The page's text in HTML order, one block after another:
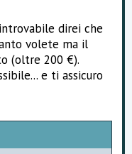
direi che
volete ma il
(oltre 200 €).
e ti assicuro